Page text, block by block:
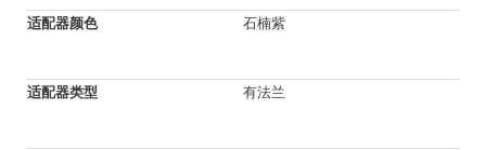
适配器颜色 石楠紫
适配器类型 有法兰